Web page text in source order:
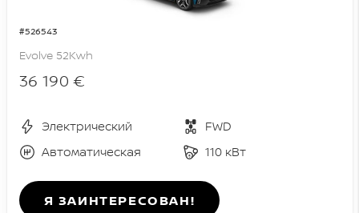
#526543
Evolve 52Kwh
36 190 €
Электрический
FWD
Автоматическая
110 кВт
Я ЗАИНТЕРЕСОВАН!